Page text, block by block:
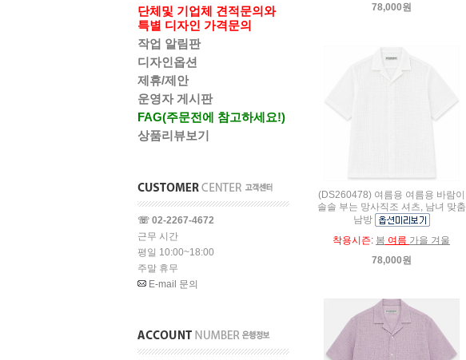
단체및 기업체 견적문의와
특별 디자인 가격문의
작업 알림판
디자인옵션
제휴/제안
운영자 게시판
FAG(주문전에 참고하세요!)
상품리뷰보기
☏ 02-2267-4672
근무 시간
평일 10:00~18:00
주말 휴무
E-mail 문의
78,000원
(DS260478) 여름용 여름용 바람이
솔솔 부는 망사직조 셔츠, 남녀 맞춤
남방
착용시즌: 봄 여름 가을 겨울
78,000원